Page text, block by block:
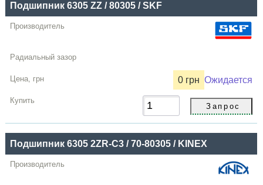
Подшипник 6305 ZZ / 80305 / SKF
0 грн Ожидается
Подшипник 6305 2ZR-C3 / 70-80305 / KINEX